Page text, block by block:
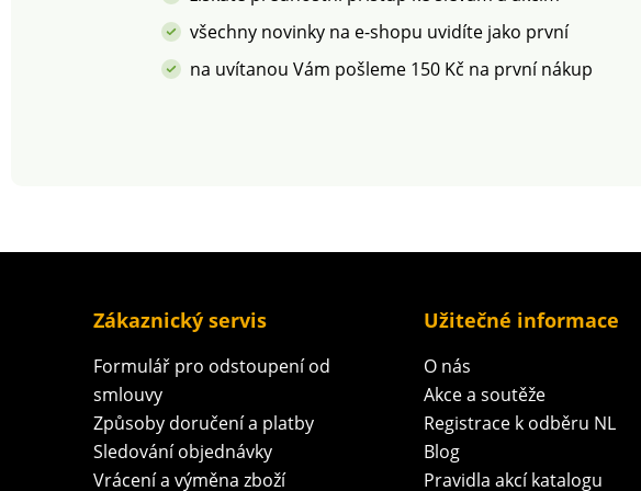
všechny novinky na e-shopu uvidíte jako první
na uvítanou Vám pošleme 150 Kč na první nákup
Zákaznický servis
Formulář pro odstoupení od
smlouvy
Způsoby doručení a platby
Sledování objednávky
Vrácení a výměna zboží
Užitečné informace
O nás
Akce a soutěže
Registrace k odběru NL
Blog
Pravidla akcí katalogu